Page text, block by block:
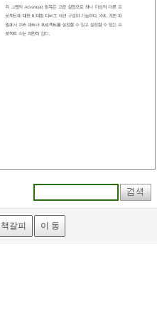
책갈피 이 동